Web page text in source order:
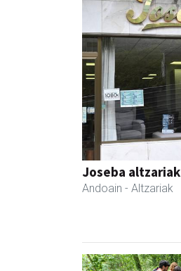
Joseba altzariak
Andoain - Altzariak